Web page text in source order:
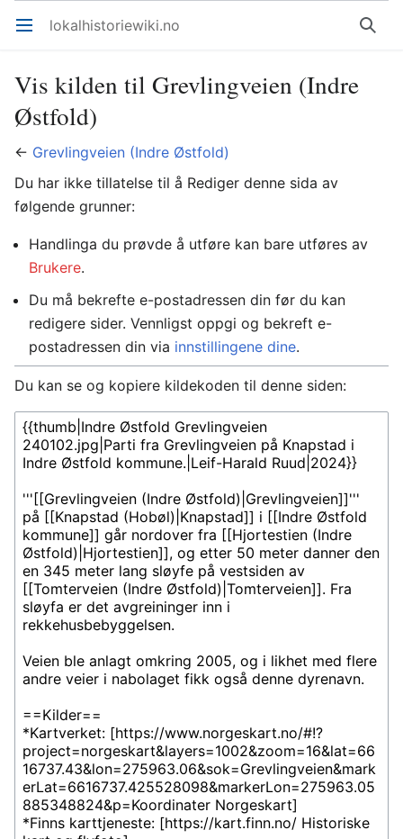
Åpne hovedmenyen lokalhistoriewiki.no Søk
Vis kilden til Grevlingveien (Indre
Østfold)
← Grevlingveien (Indre Østfold)
Du har ikke tillatelse til å Rediger denne sida av
følgende grunner:
Handlinga du prøvde å utføre kan bare utføres av
Brukere.
Du må bekrefte e-postadressen din før du kan
redigere sider. Vennligst oppgi og bekreft e-
postadressen din via innstillingene dine.
Du kan se og kopiere kildekoden til denne siden: